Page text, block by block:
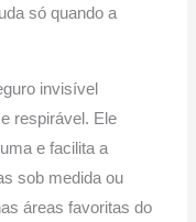
só quando a
invisível
respirável. Ele
e facilita a
sob medida ou
áreas favoritas do